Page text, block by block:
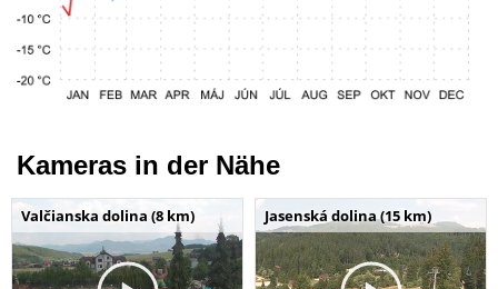
Kameras in der Nähe
Valčianska dolina (8 km) Jasenská dolina (15 km)